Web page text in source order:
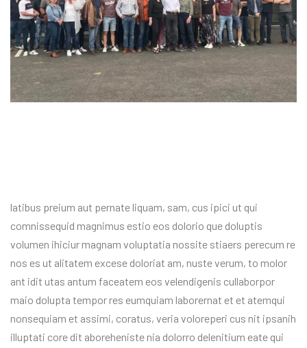
latibus preium aut pernate liquam, sam, cus ipici ut qui
comnissequid magnimus estio eos dolorio que doluptis
volumen ihiciur magnam voluptatia nossite stiaers perecum re
nos es ut alitatem excese doloriat am, nuste verum, to molor
ant idit utas antum faceatem eos velendigenis cullaborpor
maio dolupta tempor res eumquiam laborernat et et atemqui
nonsequiam et assimi, coratus, veria voloreperi cus nit ipsanih
illuptati core dit aboreheniste nia dolorro delenitium eate qui